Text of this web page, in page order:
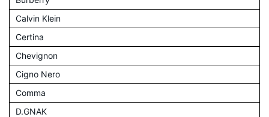
Calvin Klein
Certina
Chevignon
Cigno Nero
Comma
D.GNAK